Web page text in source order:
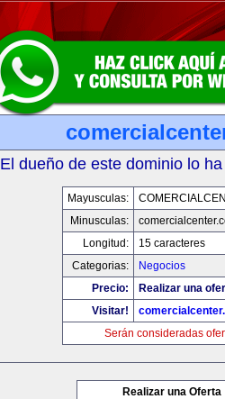
El dueño de este dominio lo
Mayusculas:
Minusculas:
Longitud:
15 caracteres
Categorias:
Negocios
Precio:
Realizar una
Visitar!
Serán consideradas
Realizar una Oferta